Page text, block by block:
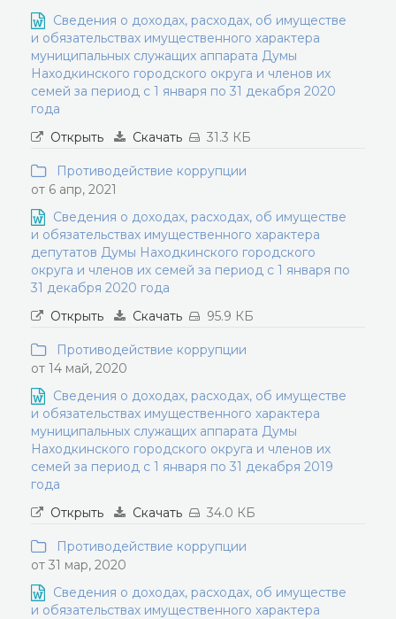
Сведения о доходах, расходах, об имуществе
и обязательствах имущественного характера
муниципальных служащих аппарата Думы
Находкинского городского округа и членов их
семей за период с 1 января по 31 декабря 2020
года
Открыть
Скачать 31.3 КБ
Противодействие коррупции
от 6 апр, 2021
Сведения о доходах, расходах, об имуществе
и обязательствах имущественного характера
депутатов Думы Находкинского городского
округа и членов их семей за период с 1 января по
31 декабря 2020 года
Открыть
Скачать 95.9 КБ
Противодействие коррупции
от 14 май, 2020
Сведения о доходах, расходах, об имуществе
и обязательствах имущественного характера
муниципальных служащих аппарата Думы
Находкинского городского округа и членов их
семей за период с 1 января по 31 декабря 2019
года
Открыть
Скачать 34.0 КБ
Противодействие коррупции
от 31 мар, 2020
Сведения о доходах, расходах, об имуществе
и обязательствах имущественного характера